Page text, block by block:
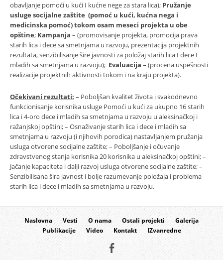
obavljanje pomoći u kući I kućne nege za stara lica); Pružanje
usluge socijalne zaštite (pomoć u kući, kućna nega i
medicinska pomoć) tokom osam meseci projekta u obe
opštine; Kampanja – (promovisanje projekta, promocija prava
starih lica i dece sa smetnjama u razvoju, prezentacija projektnih
rezultata, senzibilisanje šire javnosti za položaj starih lica I dece I
mladih sa smetnjama u razvoju); Evaluacija – (procena uspešnosti
realizacije projektnih aktivnosti tokom i na kraju projekta).
Očekivani rezultati: – Poboljšan kvalitet života i svakodnevno
funkcionisanje korisnika usluge Pomoći u kući za ukupno 16 starih
lica i 4-oro dece i mladih sa smetnjama u razvoju u aleksinačkoj i
ražanjskoj opštini; – Osnaživanje starih lica i dece i mladih sa
smetnjama u razvoju (i njihovih porodica) nastavljanjem pružanja
usluga otvorene socijalne zaštite; – Poboljšanje i očuvanje
zdravstvenog stanja korisnika 20 korisnika u aleksinačkoj opštini; –
Jačanje kapaciteta i dalji razvoj usluga otvorene socijalne zaštite; –
Senzibilisana šira javnost i bolje razumevanje položaja i problema
starih lica i dece i mladih sa smetnjama u razvoju.
Naslovna Vesti O nama Ostali projekti
Galerija
Publikacije
Video Kontakt IZvanredne